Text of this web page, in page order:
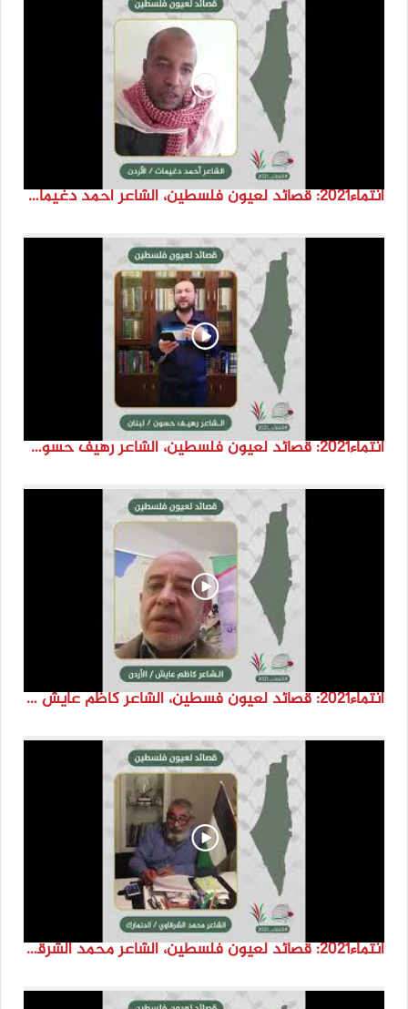
انتماء2021: قصائد لعيون فلسطين، الشاعر احمد دغيمات، الاردن
انتماء2021: قصائد لعيون فلسطين، الشاعر رهيف حسون، لبنان
انتماء2021: قصائد لعيون فسطين، الشاعر كاظم عايش ،الاردن
انتماء2021: قصائد لعيون فلسطين، الشاعر محمد الشرقاوي ،الدنمارك